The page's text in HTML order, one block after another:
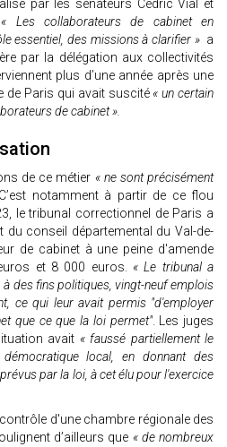
par les sénateurs Cédric Vial et
« Les collaborateurs de cabinet en
essentiel, des missions à clarifier » a
par la délégation aux collectivités
plus d’une année après une
de Paris qui avait suscité « un certain
de cabinet ».
de ce métier « ne sont précisément
C’est notamment à partir de ce flou
le tribunal correctionnel de Paris a
du conseil départemental du Val-de-
de cabinet à une peine d'amende
et 8 000 euros. « Le tribunal a
des fins politiques, vingt-neuf emplois
ce qui leur avait permis "d'employer
que ce que la loi permet". Les juges
avait « faussé partiellement le
local, en donnant des
par la loi, à cet élu pour l'exercice
d'une chambre régionale des
d’ailleurs que « de nombreux